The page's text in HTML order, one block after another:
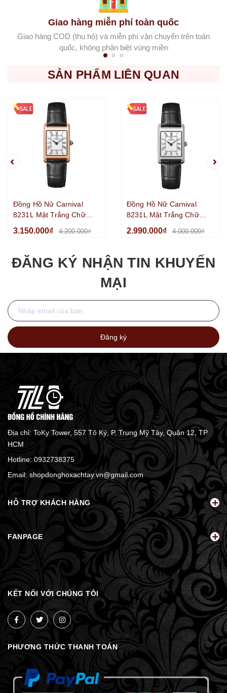
Giao hàng miễn phí toàn quốc
Giao hàng COD (thu hộ) và miễn phí vận chuyển trên toàn
quốc, không phân biệt vùng miền
SẢN PHẨM LIÊN QUAN
Đồng Hồ Nữ Carnival
8231L Mặt Trắng Chữ
Nhật Dây Da Đen Vỏ
Vàng Hồng Size
3.150.000₫ 4.200.000₫
Đồng Hồ Nữ Carnival
8231L Mặt Trắng Chữ
Nhật Dây Da Đen Vỏ
Silver Size 21x31mm
2.990.000₫ 4.000.000₫
ĐĂNG KÝ NHẬN TIN KHUYẾN
MẠI
Đăng ký
Địa chỉ: ToKy Tower, 557 Tô Ký, P. Trung Mỹ Tây, Quận 12, TP
HCM
Hotline: 0932738375
Email: shopdonghoxachtay.vn@gmail.com
HỖ TRỢ KHÁCH HÀNG
FANPAGE
KẾT NỐI VỚI CHÚNG TÔI
PHƯƠNG THỨC THANH TOÁN